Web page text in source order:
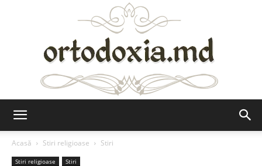
Acasă
Stiri religioase Stiri
Stiri religioase Stiri